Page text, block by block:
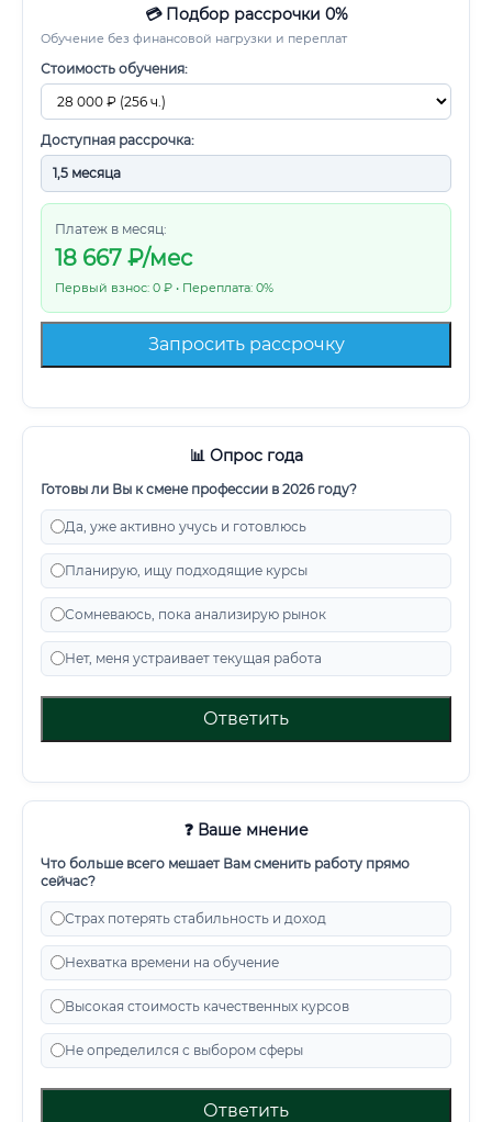
💳 Подбор рассрочки 0%
Обучение без финансовой нагрузки и переплат
Стоимость обучения:
Доступная рассрочка:
Платеж в месяц:
18 667 ₽/мес
Первый взнос: 0 ₽ • Переплата: 0%
Запросить рассрочку
📊 Опрос года
Готовы ли Вы к смене профессии в 2026 году?
Да, уже активно учусь и готовлюсь
Планирую, ищу подходящие курсы
Сомневаюсь, пока анализирую рынок
Нет, меня устраивает текущая работа
Ответить
❓ Ваше мнение
Что больше всего мешает Вам сменить работу прямо
сейчас?
Страх потерять стабильность и доход
Нехватка времени на обучение
Высокая стоимость качественных курсов
Не определился с выбором сферы
Ответить